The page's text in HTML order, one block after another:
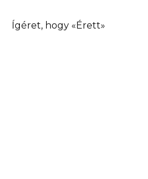
Ígéret, hogy «Érett»